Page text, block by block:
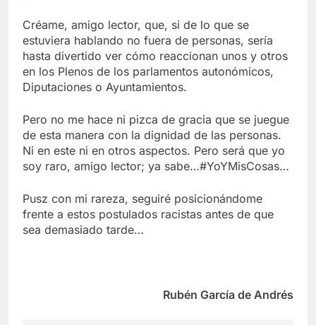
Créame, amigo lector, que, si de lo que se
estuviera hablando no fuera de personas, sería
hasta divertido ver cómo reaccionan unos y otros
en los Plenos de los parlamentos autonómicos,
Diputaciones o Ayuntamientos.
Pero no me hace ni pizca de gracia que se juegue
de esta manera con la dignidad de las personas.
Ni en este ni en otros aspectos. Pero será que yo
soy raro, amigo lector; ya sabe…#YoYMisCosas…
Pusz con mi rareza, seguiré posicionándome
frente a estos postulados racistas antes de que
sea demasiado tarde…
Rubén García de Andrés